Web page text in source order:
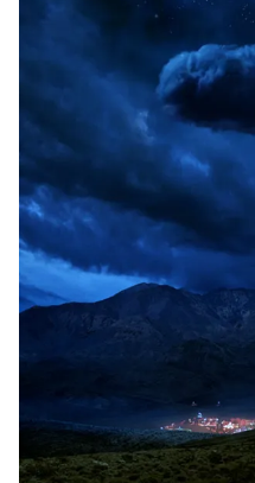
Emagazine
Video
VTV Money
VTV Sức khoẻ
Thị trường 24h
VTV4